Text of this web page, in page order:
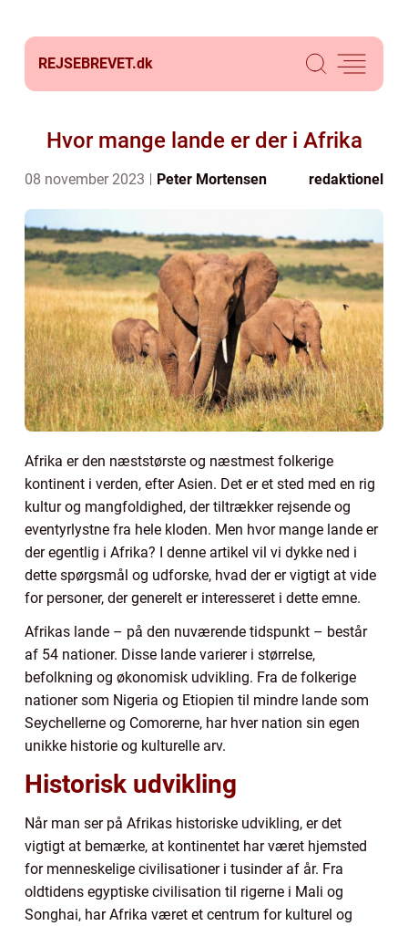
REJSEBREVET.dk
Hvor mange lande er der i Afrika
08 november 2023 Peter Mortensen redaktionel
Afrika er den næststørste og næstmest folkerige
kontinent i verden, efter Asien. Det er et sted med en rig
kultur og mangfoldighed, der tiltrækker rejsende og
eventyrlystne fra hele kloden. Men hvor mange lande er
der egentlig i Afrika? I denne artikel vil vi dykke ned i
dette spørgsmål og udforske, hvad der er vigtigt at vide
for personer, der generelt er interesseret i dette emne.
Afrikas lande – på den nuværende tidspunkt – består
af 54 nationer. Disse lande varierer i størrelse,
befolkning og økonomisk udvikling. Fra de folkerige
nationer som Nigeria og Etiopien til mindre lande som
Seychellerne og Comorerne, har hver nation sin egen
unikke historie og kulturelle arv.
Historisk udvikling
Når man ser på Afrikas historiske udvikling, er det
vigtigt at bemærke, at kontinentet har været hjemsted
for menneskelige civilisationer i tusinder af år. Fra
oldtidens egyptiske civilisation til rigerne i Mali og
Songhai, har Afrika været et centrum for kulturel og